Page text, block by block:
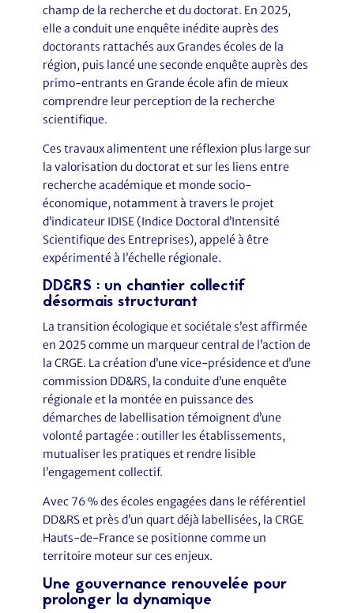
champ de la recherche et du doctorat. En 2025,
elle a conduit une enquête inédite auprès des
doctorants rattachés aux Grandes écoles de la
région, puis lancé une seconde enquête auprès des
primo-entrants en Grande école afin de mieux
comprendre leur perception de la recherche
scientifique.
Ces travaux alimentent une réflexion plus large sur
la valorisation du doctorat et sur les liens entre
recherche académique et monde socio-
économique, notamment à travers le projet
d’indicateur IDISE (Indice Doctoral d’Intensité
Scientifique des Entreprises), appelé à être
expérimenté à l’échelle régionale.
DD&RS : un chantier collectif
désormais structurant
La transition écologique et sociétale s’est affirmée
en 2025 comme un marqueur central de l’action de
la CRGE. La création d’une vice-présidence et d’une
commission DD&RS, la conduite d’une enquête
régionale et la montée en puissance des
démarches de labellisation témoignent d’une
volonté partagée : outiller les établissements,
mutualiser les pratiques et rendre lisible
l’engagement collectif.
Avec 76 % des écoles engagées dans le référentiel
DD&RS et près d’un quart déjà labellisées, la CRGE
Hauts-de-France se positionne comme un
territoire moteur sur ces enjeux.
Une gouvernance renouvelée pour
prolonger la dynamique